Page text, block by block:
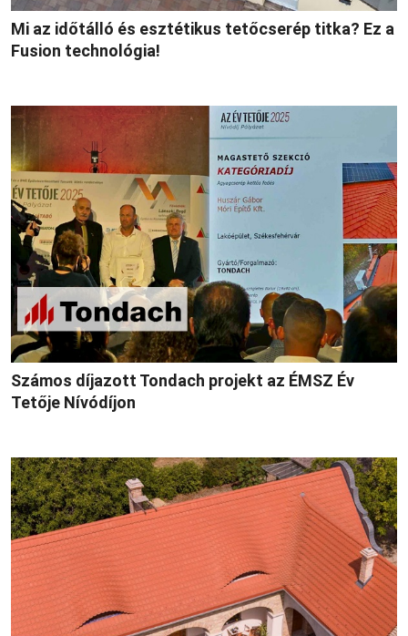
Mi az időtálló és esztétikus tetőcserép titka? Ez a
Fusion technológia!
Számos díjazott Tondach projekt az ÉMSZ Év
Tetője Nívódíjon